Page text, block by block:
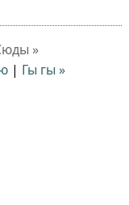
»
| Гы гы »